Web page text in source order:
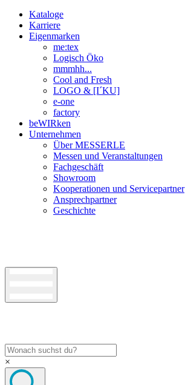
Kataloge
Karriere
Eigenmarken
me:tex
Logisch Öko
mmmhh...
Cool and Fresh
LOGO & [I´KU]
e-one
factory
beWIRken
Unternehmen
Über MESSERLE
Messen und Veranstaltungen
Fachgeschäft
Showroom
Kooperationen und Servicepartner
Ansprechpartner
Geschichte
×